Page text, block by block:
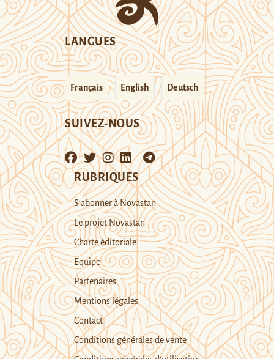
LANGUES
Français English Deutsch
SUIVEZ-NOUS
RUBRIQUES
S’abonner à Novastan
Le projet Novastan
Charte éditoriale
Equipe
Partenaires
Mentions légales
Contact
Conditions générales de vente